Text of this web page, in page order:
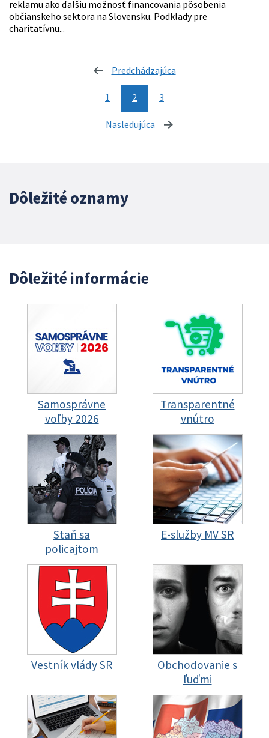
reklamu ako ďalšiu možnosť financovania pôsobenia
občianskeho sektora na Slovensku. Podklady pre
charitatívnu...
Predchádzajúca
1 2 3
Nasledujúca stránka
Dôležité oznamy
Dôležité informácie
Samosprávne
voľby 2026
Transparentné
vnútro
Staň sa
policajtom
E-služby MV SR
Vestník vlády SR
Obchodovanie s
ľuďmi